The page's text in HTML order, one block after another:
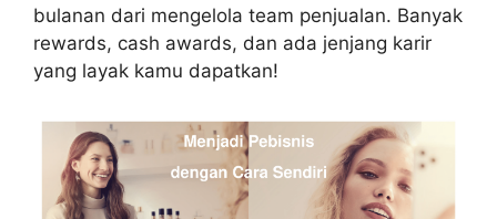
bulanan dari mengelola team penjualan. Banyak
rewards, cash awards, dan ada jenjang karir
yang layak kamu dapatkan!